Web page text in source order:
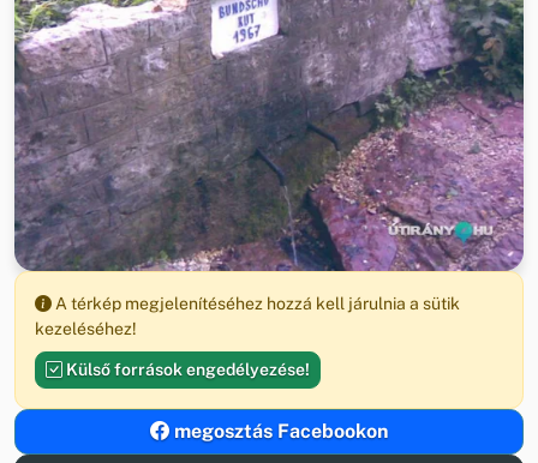
A térkép megjelenítéséhez hozzá kell járulnia a sütik
kezeléséhez!
Külső források engedélyezése!
megosztás Facebookon